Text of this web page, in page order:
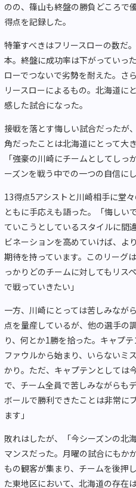
のの、篠山も終盤の勝負どころで
得点を記録した。
特筆すべきはフリースローの数だ
本。終盤に成功率は下がっていっ
ローでつないで劣勢を耐えた。さ
リースローによるもの。北海道に
感した試合になった。
接戦を落とす悔しい試合だったが
角だったことは北海道にとって大
「強豪の川崎にチームとしてし
ーズンを戦う中での一つの自信に
13得点5アシストと川崎相手に堂
ともに手応えも語った。「悔しい
ていこうとしているスタイルに間
ビネーションを高めていけば、よ
期待を持っています。このリーグ
っかりどのチームに対してもリス
で戦っていきたい」
一方、川崎にとっては苦しみなが
点を量産しているが、他の選手の
り、何とか1勝を拾った。キャプ
ファウルから始まり、いらないミ
かり。ただ、キャプテンとしては
で、チーム全員で苦しみながらも
ボールで勝利できたことは非常に
ます」
敗れはしたが、「今シーズンの北
マンスだった。月曜の試合にもか
もの観客が集まり、チームを後押
た東地区において、北海道の存在